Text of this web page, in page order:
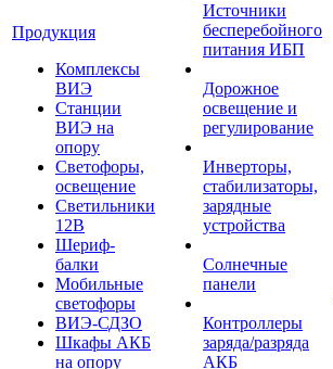
Продукция
Комплексы
ВИЭ
Станции
ВИЭ на
опору
Светофоры,
освещение
Светильники
12В
Шериф-
балки
Мобильные
светофоры
ВИЭ-СДЗО
Шкафы АКБ
на опору
Источники
бесперебойного
питания ИБП
Дорожное
освещение и
регулирование
Инверторы,
стабилизаторы,
зарядные
устройства
Солнечные
панели
Контроллеры
заряда/разряда
АКБ